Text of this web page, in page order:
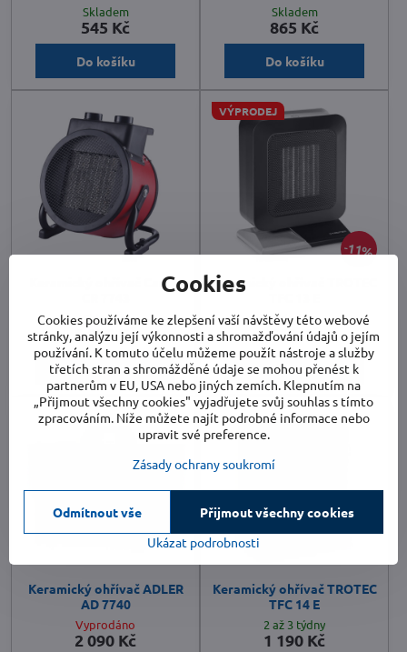
Skladem
545 Kč
Do košíku
Skladem
865 Kč
Do košíku
Keramický ohřívač Camry
Skladem
1 039 Kč
Do košíku
11%
VÝPRODEJ
Keramický ohřívač TROTEC
Skladem
610 Kč
Do košíku
Keramický ohřívač ADLER
AD 7740
Vyprodáno
2 090 Kč
Keramický ohřívač TROTEC
TFC 14 E
2 až 3 týdny
1 190 Kč
Cookies
Cookies používáme ke zlepšení vaší návštěvy této webové
stránky, analýzu její výkonnosti a shromažďování údajů o jejím
používání. K tomuto účelu můžeme použít nástroje a služby
třetích stran a shromážděné údaje se mohou přenést k
partnerům v EU, USA nebo jiných zemích. Klepnutím na
„Přijmout všechny cookies" vyjadřujete svůj souhlas s tímto
zpracováním. Níže můžete najít podrobné informace nebo
upravit své preference.
Zásady ochrany soukromí
Ukázat podrobnosti
Přijmout všechny cookies
Odmítnout vše